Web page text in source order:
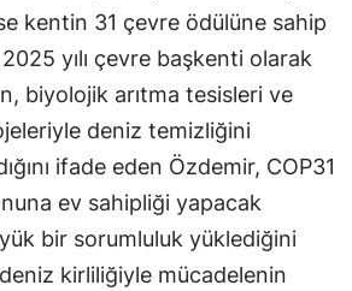
kentin 31 çevre ödülüne sahip
yılı çevre başkenti olarak
biyolojik arıtma tesisleri ve
deniz temizliğini
ifade eden Özdemir, COP31
ev sahipliği yapacak
bir sorumluluk yüklediğini
kirliliğiyle mücadelenin